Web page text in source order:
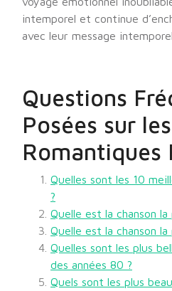
intemporel et continue
avec leur message
Questions
Posées sur
Romantiques
Quelles sont les 10
?
Quelle est la chanson
Quelle est la chanson
Quelles sont les plus
des années 80 ?
Quels sont les plus